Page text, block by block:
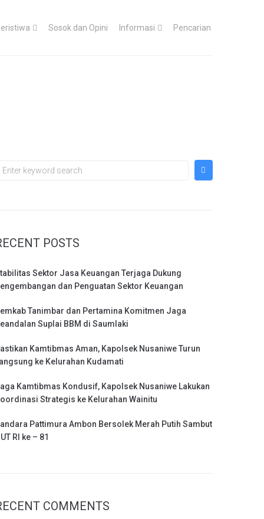
Sosok dan Opini Informasi Pencarian
POSTS
Sektor Jasa Keuangan Terjaga Dukung
dan Penguatan Sektor Keuangan
Tanimbar dan Pertamina Komitmen Jaga
Suplai BBM di Saumlaki
Kamtibmas Aman, Kapolsek Nusaniwe Turun
ke Kelurahan Kudamati
Kamtibmas Kondusif, Kapolsek Nusaniwe Lakukan
Strategis ke Kelurahan Wainitu
Pattimura Ambon Bersolek Merah Putih Sambut
RI ke – 81
COMMENTS